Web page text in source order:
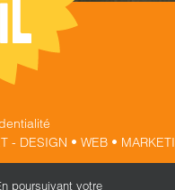
- DESIGN • WEB •
poursuivant votre